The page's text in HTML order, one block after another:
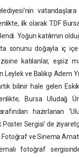
ilk olarak TDF
Yoğun katılımın
sonunu doğayla iç içe
katılanlar, eşsiz
Leylek ve Balıkçı Adem
bilinir hale gelen
Bursa Uludağ
hazırlanan
Sergisi’ de
Fotoğraf ve Sinema
temalı fotoğraf